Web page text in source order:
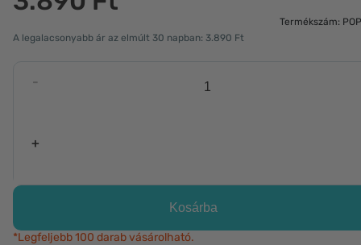
Termékszám:
A legalacsonyabb ár az elmúlt 30 napban: 3.890 Ft
-
+
Kosárba
*Legfeljebb 100 darab vásárolható.